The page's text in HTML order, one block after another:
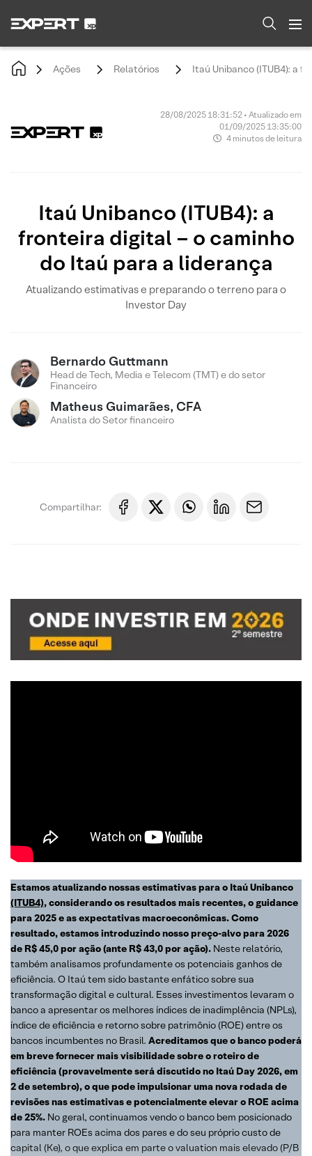
Ações Relatórios Itaú Unibanco (ITUB4): a
28/08/2025 18:31:52 • Atualizado em
01/09/2025 13:35:00
4 minutos de leitura
Itaú Unibanco (ITUB4): a
fronteira digital – o caminho
do Itaú para a liderança
Atualizando estimativas e preparando o terreno para o
Investor Day
Bernardo Guttmann
Head de Tech, Media e Telecom (TMT) e do setor
Financeiro
Matheus Guimarães, CFA
Analista do Setor financeiro
Compartilhar:
Estamos atualizando nossas estimativas para o Itaú Unibanco
(ITUB4), considerando os resultados mais recentes, o guidance
para 2025 e as expectativas macroeconômicas. Como
resultado, estamos introduzindo nosso preço-alvo para 2026
de R$ 45,0 por ação (ante R$ 43,0 por ação). Neste relatório,
também analisamos profundamente os potenciais ganhos de
eficiência. O Itaú tem sido bastante enfático sobre sua
transformação digital e cultural. Esses investimentos levaram o
banco a apresentar os melhores índices de inadimplência (NPLs),
índice de eficiência e retorno sobre patrimônio (ROE) entre os
bancos incumbentes no Brasil. Acreditamos que o banco poderá
em breve fornecer mais visibilidade sobre o roteiro de
eficiência (provavelmente será discutido no Itaú Day 2026, em
2 de setembro), o que pode impulsionar uma nova rodada de
revisões nas estimativas e potencialmente elevar o ROE acima
de 25%. No geral, continuamos vendo o banco bem posicionado
para manter ROEs acima dos pares e do seu próprio custo de
capital (Ke), o que explica em parte o valuation mais elevado (P/B